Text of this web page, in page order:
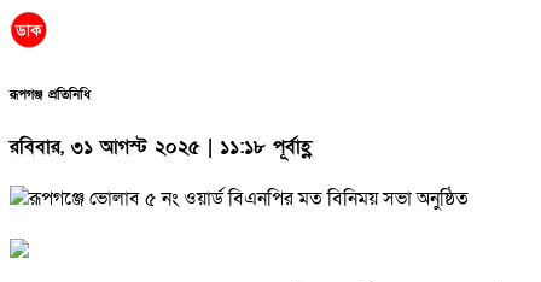
রূপগঞ্জ প্রতিনিধি
রবিবার, ৩১ আগস্ট ২০২৫ | ১১:১৮ পূর্বাহ্ণ